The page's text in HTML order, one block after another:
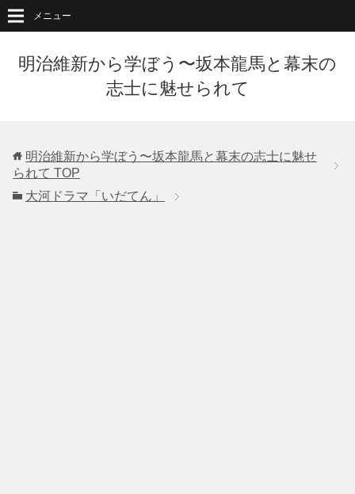
明治維新から学ぼう〜坂本龍馬と幕末の
志士に魅せられて
メニュー
明治維新から学ぼう〜坂本龍馬と幕末の志士に魅せ
られて TOP
大河ドラマ「いだてん」